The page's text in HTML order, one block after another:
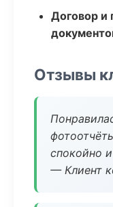
Договор и
Отзывы
спокойно
— Клиент